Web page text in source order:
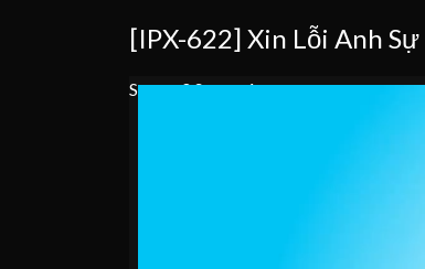
[IPX-622] Xin Lỗi Anh
Server 0Server 1